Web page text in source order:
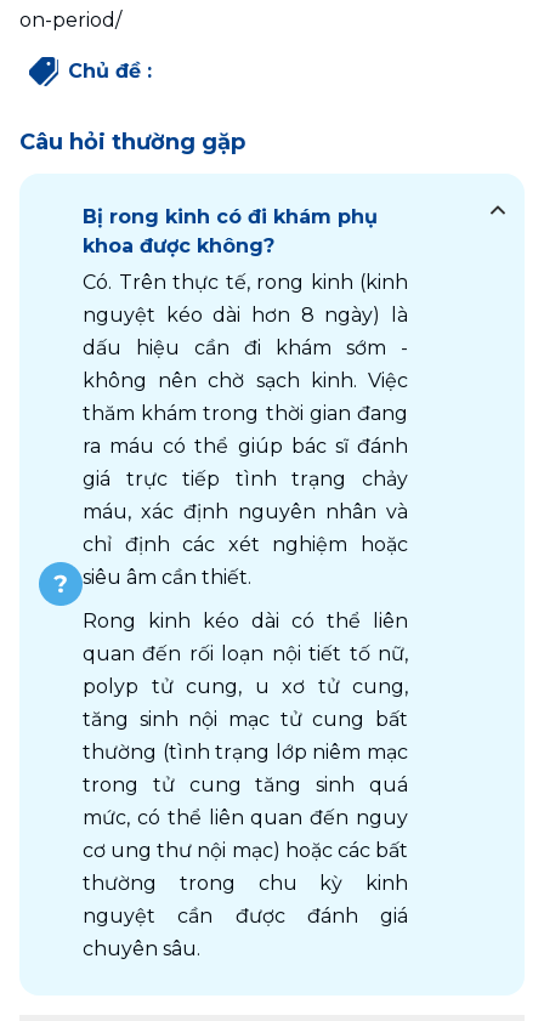
on-period/
Chủ đề :
Câu hỏi thường gặp
Bị rong kinh có đi khám phụ
khoa được không?
Có. Trên thực tế, rong kinh (kinh
nguyệt kéo dài hơn 8 ngày) là
dấu hiệu cần đi khám sớm -
không nên chờ sạch kinh. Việc
thăm khám trong thời gian đang
ra máu có thể giúp bác sĩ đánh
giá trực tiếp tình trạng chảy
máu, xác định nguyên nhân và
chỉ định các xét nghiệm hoặc
Rong kinh kéo dài có thể liên
quan đến rối loạn nội tiết tố nữ,
polyp tử cung, u xơ tử cung,
tăng sinh nội mạc tử cung bất
thường (tình trạng lớp niêm mạc
trong tử cung tăng sinh quá
mức, có thể liên quan đến nguy
cơ ung thư nội mạc) hoặc các bất
thường trong chu kỳ kinh
nguyệt cần được đánh giá